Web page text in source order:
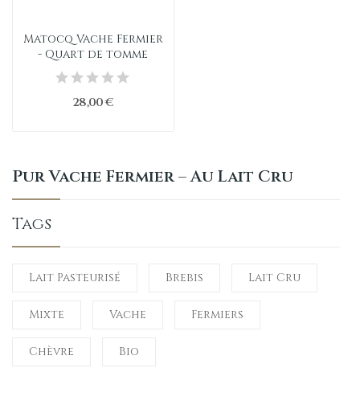
Pur Vache Fermier – Au Lait Cru
Tags
Lait Pasteurisé Brebis Lait Cru
Mixte Vache Fermiers
Chèvre Bio
Matocq Vache Fermier
- Quart de tomme
28,00 €